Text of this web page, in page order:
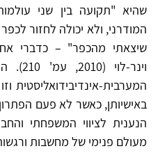
שהיא "תקועה בין שני
המודרני, ולא יכולה לחזור
שיצאתי מהכפר" – כדברי
וינר-
המערבית-אינדיבידואליסטית
באישיותן, כאשר לא פעם הפתרון
הנענית לציווי המשפחתי
מעולם פנימי של מחשבות